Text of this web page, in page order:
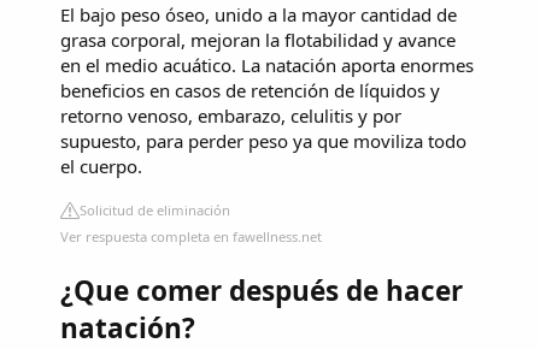
El bajo peso óseo, unido a la mayor cantidad de
grasa corporal, mejoran la flotabilidad y avance
en el medio acuático. La natación aporta enormes
beneficios en casos de retención de líquidos y
retorno venoso, embarazo, celulitis y por
supuesto, para perder peso ya que moviliza todo
el cuerpo.
Solicitud de eliminación
Ver respuesta completa en fawellness.net
¿Que comer después de hacer
natación?